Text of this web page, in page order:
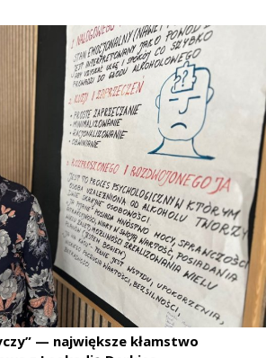
— największe kłamstwo